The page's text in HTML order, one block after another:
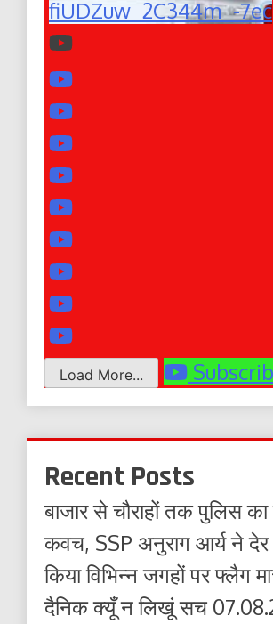
fiUDZuw_2C344m_-7ec
Load More...
Recent Posts
बाजार से चौराहों तक पुलिस का
कवच, SSP अनुराग आर्य ने देर
किया विभिन्न जगहों पर फ्लैग
दैनिक क्यूँ न लिखूं सच